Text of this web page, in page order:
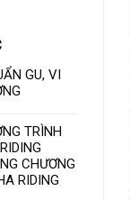
GU, VI
TRÌNH
CHƯƠNG
RIDING